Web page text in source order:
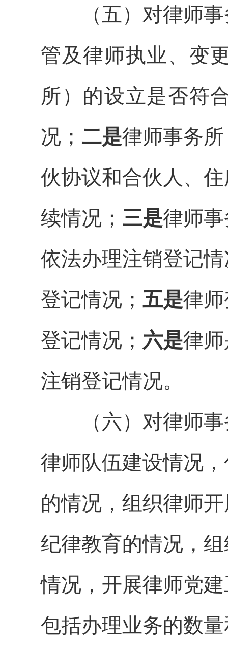
（五）对律师
管及律师执业、变
所）的设立是否符
况； 二是律师事务
伙协议和合伙人、
续情况 ； 三是律师
依法办理注销登记
登记情况； 五是律
登记情况； 六是律
注销登记情况。
（六）对律师
律师队伍建设情况 ，
的情况 ， 组织律师
纪律教育的情况 ，
情况 ， 开展律师党
包括办理业务的数